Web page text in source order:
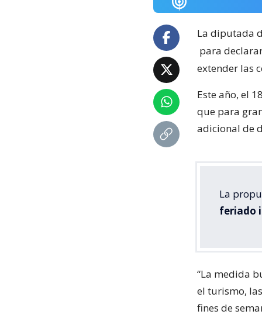
La diputada
para
extender las
Este año, el
que para
adicional de
La
feriado
“La medida
el turismo,
fines de